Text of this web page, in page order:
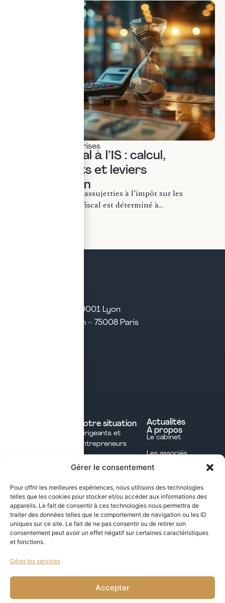
Gérer le consentement
Pour offrir les meilleures expériences, nous utilisons des technologies
telles que les cookies pour stocker et/ou accéder aux informations des
appareils. Le fait de consentir à ces technologies nous permettra de
traiter des données telles que le comportement de navigation ou les ID
uniques sur ce site. Le fait de ne pas consentir ou de retirer son
consentement peut avoir un effet négatif sur certaines caractéristiques
et fonctions.
Gérer les services
Accepter
Fiscalité des entreprises
Résultat fiscal à l’IS : calcul,
retraitements et leviers
d’optimisation
Pour les entreprises assujetties à l’impôt sur les
sociétés, le résultat fiscal est déterminé à...
21 rue d’Algérie – 69001 Lyon
31 rue d’Amsterdam – 75008 Paris
Courtage en
assurances
Votre situation
Dirigeants et
Entrepreneurs
Libérales
International
Actualités
À propos
Le cabinet
Les associés
L'équipe
Notre méthode
Les opportunités fiscales à saisir dans notre
newsletter mensuelle